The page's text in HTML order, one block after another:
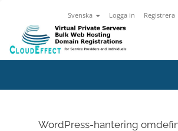
Svenska Logga in Registrera
WordPress-hantering